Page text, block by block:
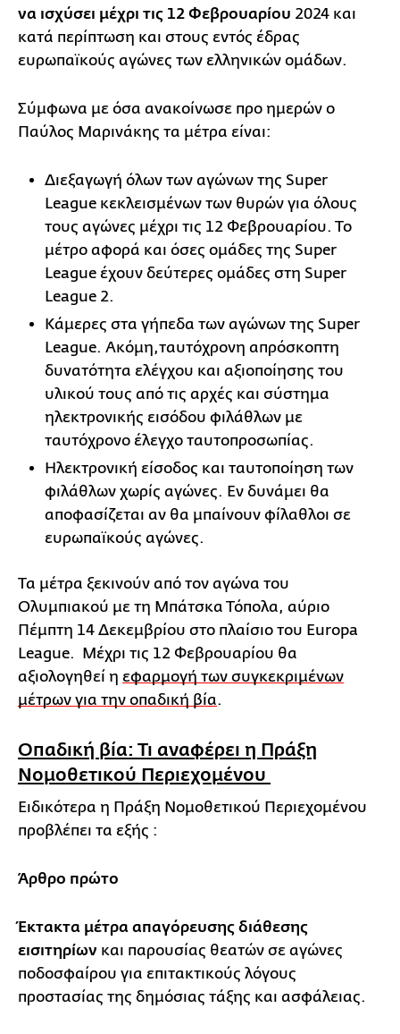
να ισχύσει μέχρι τις 12 Φεβρουαρίου 2024 και
κατά περίπτωση και στους εντός έδρας
ευρωπαϊκούς αγώνες των ελληνικών ομάδων.
Σύμφωνα με όσα ανακοίνωσε προ ημερών ο
Παύλος Μαρινάκης τα μέτρα είναι:
Διεξαγωγή όλων των αγώνων της Super
League κεκλεισμένων των θυρών για όλους
τους αγώνες μέχρι τις 12 Φεβρουαρίου. Το
μέτρο αφορά και όσες ομάδες της Super
League έχουν δεύτερες ομάδες στη Super
League 2.
Κάμερες στα γήπεδα των αγώνων της Super
League. Ακόμη,ταυτόχρονη απρόσκοπτη
δυνατότητα ελέγχου και αξιοποίησης του
υλικού τους από τις αρχές και σύστημα
ηλεκτρονικής εισόδου φιλάθλων με
ταυτόχρονο έλεγχο ταυτοπροσωπίας.
Ηλεκτρονική είσοδος και ταυτοποίηση των
φιλάθλων χωρίς αγώνες. Εν δυνάμει θα
αποφασίζεται αν θα μπαίνουν φίλαθλοι σε
ευρωπαϊκούς αγώνες.
Τα μέτρα ξεκινούν από τον αγώνα του
Ολυμπιακού με τη Μπάτσκα Τόπολα, αύριο
Πέμπτη 14 Δεκεμβρίου στο πλαίσιο του Europa
League. Μέχρι τις 12 Φεβρουαρίου θα
αξιολογηθεί η εφαρμογή των συγκεκριμένων
μέτρων για την οπαδική βία.
Οπαδική βία: Τι αναφέρει η Πράξη
Νομοθετικού Περιεχομένου
Ειδικότερα η Πράξη Νομοθετικού Περιεχομένου
προβλέπει τα εξής :
Άρθρο πρώτο
Έκτακτα μέτρα απαγόρευσης διάθεσης
εισιτηρίων και παρουσίας θεατών σε αγώνες
ποδοσφαίρου για επιτακτικούς λόγους
προστασίας της δημόσιας τάξης και ασφάλειας.